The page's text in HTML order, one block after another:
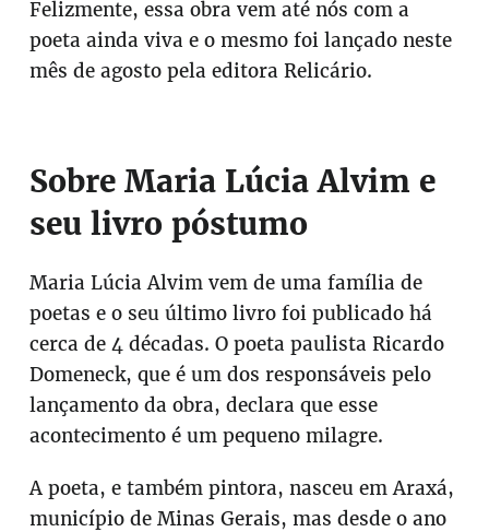
Felizmente, essa obra vem até nós com a
poeta ainda viva e o mesmo foi lançado neste
mês de agosto pela editora Relicário.
Sobre Maria Lúcia Alvim e
seu livro póstumo
Maria Lúcia Alvim vem de uma família de
poetas e o seu último livro foi publicado há
cerca de 4 décadas. O poeta paulista Ricardo
Domeneck, que é um dos responsáveis pelo
lançamento da obra, declara que esse
acontecimento é um pequeno milagre.
A poeta, e também pintora, nasceu em Araxá,
município de Minas Gerais, mas desde o ano